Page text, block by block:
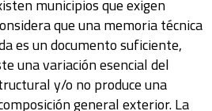
municipios que exigen
que una memoria técnica
es un documento suficiente,
una variación esencial del
y/o no produce una
general exterior. La